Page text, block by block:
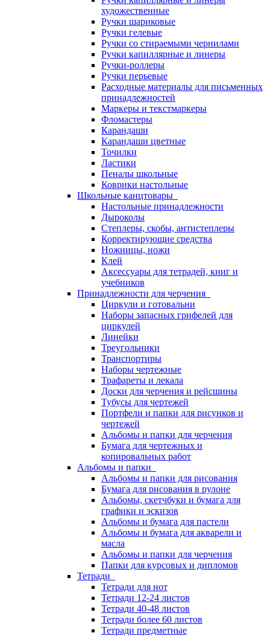
художественные
Ручки шариковые
Ручки гелевые
Ручки со стираемыми чернилами
Ручки капиллярные и линеры
Ручки-роллеры
Ручки перьевые
Расходные материалы для письменных
принадлежностей
Маркеры и текстмаркеры
Фломастеры
Карандаши
Карандаши цветные
Точилки
Ластики
Пеналы школьные
Коврики настольные
Школьные канцтовары
Настольные принадлежности
Дыроколы
Степлеры, скобы, антистеплеры
Корректирующие средства
Ножницы, ножи
Клей
Аксессуары для тетрадей, книг и
учебников
Принадлежности для черчения
Циркули и готовальни
Наборы запасных грифелей для
циркулей
Линейки
Треугольники
Транспортиры
Наборы чертежные
Трафареты и лекала
Доски для черчения и рейсшины
Тубусы для чертежей
Портфели и папки для рисунков и
чертежей
Альбомы и папки для черчения
Бумага для чертежных и
копировальных работ
Альбомы и папки
Альбомы и папки для рисования
Бумага для рисования в рулоне
Альбомы, скетчбуки и бумага для
графики и эскизов
Альбомы и бумага для пастели
Альбомы и бумага для акварели и
масла
Альбомы и папки для черчения
Папки для курсовых и дипломов
Тетради
Тетради для нот
Тетради 12-24 листов
Тетради 40-48 листов
Тетради более 60 листов
Тетради предметные